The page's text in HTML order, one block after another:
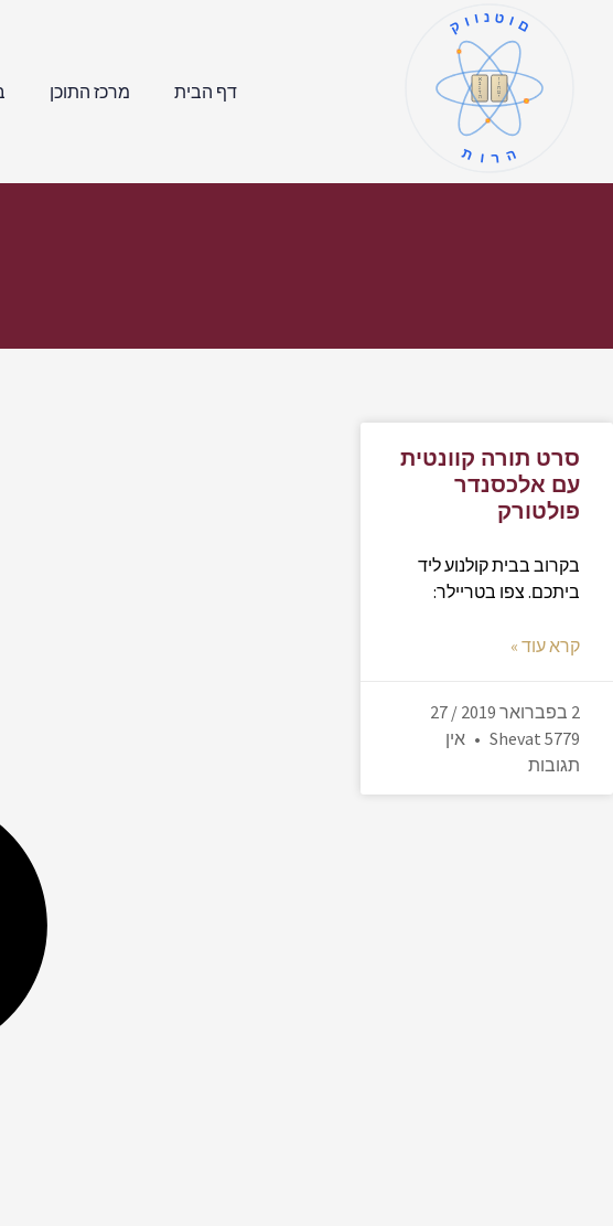
א
ב
ג
ד
ה
ו
ז
ח
ט
י
קוונטום
תורה
דף הבית מרכז התוכן
סרט תורה קוונטית
עם אלכסנדר
פולטורק
בקרוב בבית קולנוע ליד
ביתכם. צפו בטריילר:
קרא עוד »
2 בפברואר 2019 / 27
Shevat 5779
אין
תגובות